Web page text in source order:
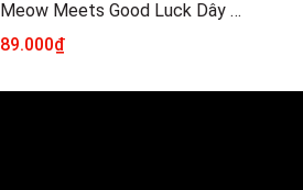
Meow Meets Good Luck Dây Đeo Điện Thoại Ver3
89.000₫